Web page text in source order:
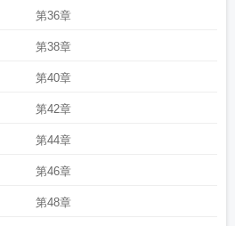
第36章
第38章
第40章
第42章
第44章
第46章
第48章